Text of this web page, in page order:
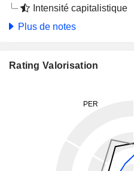
Intensité capitalistique
Plus de notes
Rating Valorisation